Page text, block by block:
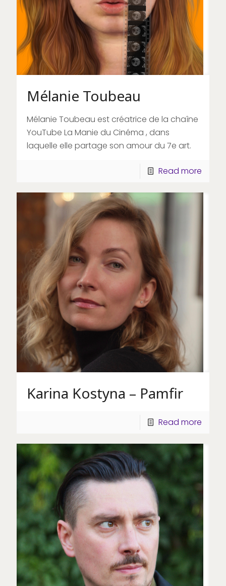
Mélanie Toubeau
Mélanie Toubeau est créatrice de la chaîne
YouTube La Manie du Cinéma , dans
laquelle elle partage son amour du 7e art.
Read more
Karina Kostyna – Pamfir
Read more